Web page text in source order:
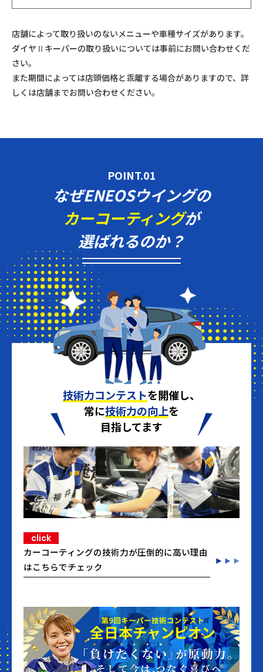
店舗によって取り扱いのないメニューや車種サイズがあります。
ダイヤⅡキーパーの取り扱いについては事前にお問い合わせくだ
さい。
また期間によっては店頭価格と乖離する場合がありますので、詳
しくは店舗までお問い合わせください。
POINT.01
なぜENEOSウイングの
カーコーティングが
選ばれるのか？
技術力コンテストを開催し、
常に技術力の向上を
目指してます
click
カーコーティングの技術力が圧倒的に高い理由
はこちらでチェック